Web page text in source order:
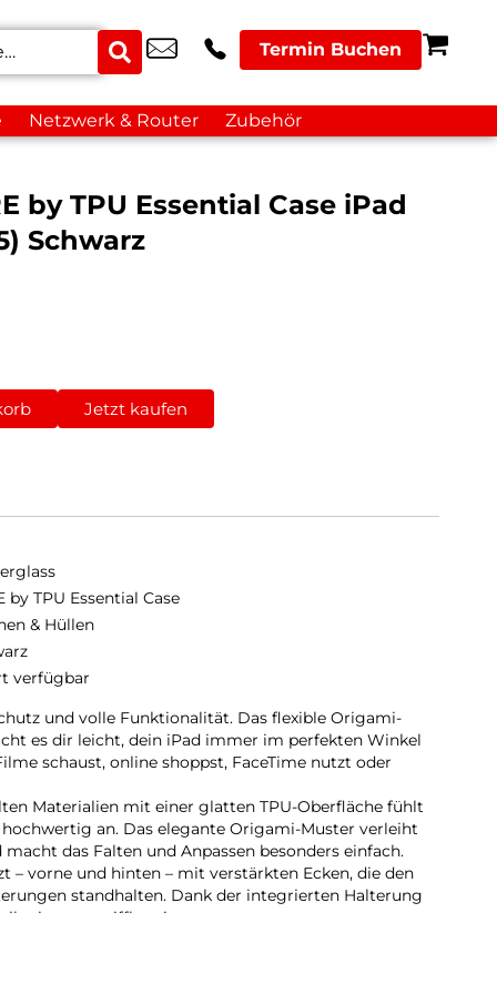
Termin Buchen
Netzwerk & Router Zubehör
by TPU Essential Case iPad
Schwarz
Jetzt kaufen
by TPU Essential Case
& Hüllen
verfügbar
und volle Funktionalität. Das flexible Origami-
es dir leicht, dein iPad immer im perfekten Winkel
schaust, online shoppst, FaceTime nutzt oder
Materialien mit einer glatten TPU-Oberfläche fühlt
an. Das elegante Origami-Muster verleiht
das Falten und Anpassen besonders einfach.
– vorne und hinten – mit verstärkten Ecken, die den
standhalten. Dank der integrierten Halterung
ihn immer griffbereit.